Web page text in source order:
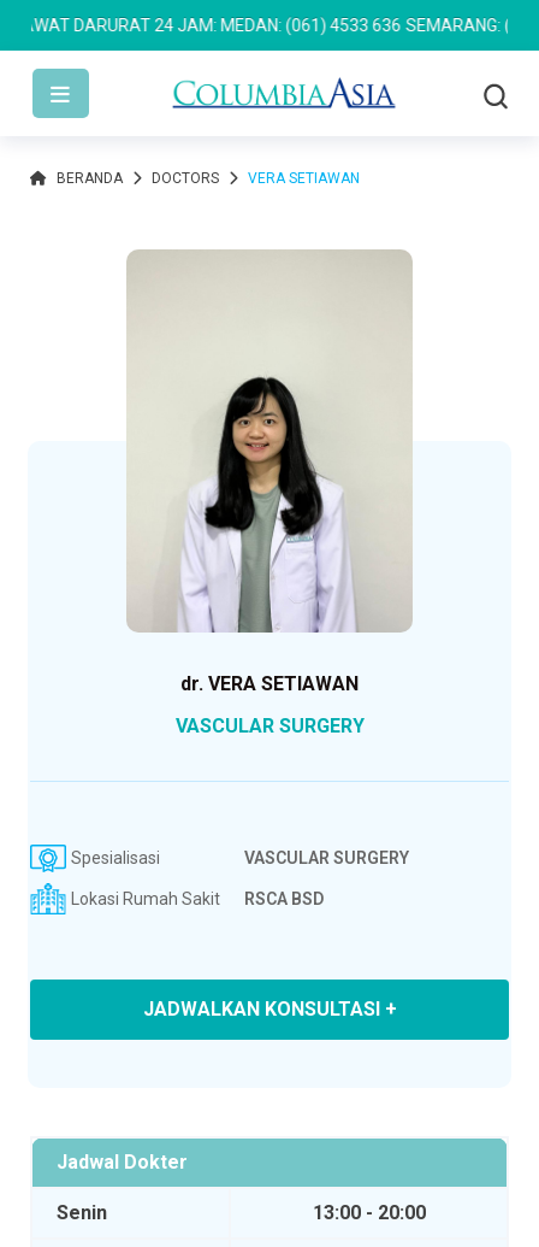
DARURAT 24 JAM: MEDAN: (061) 4533 636 SEMARANG: (024)
BERANDA DOCTORS VERA SETIAWAN
dr. VERA SETIAWAN
VASCULAR SURGERY
Spesialisasi VASCULAR SURGERY
Lokasi Rumah Sakit RSCA BSD
JADWALKAN KONSULTASI +
Jadwal Dokter
Senin 13:00 - 20:00